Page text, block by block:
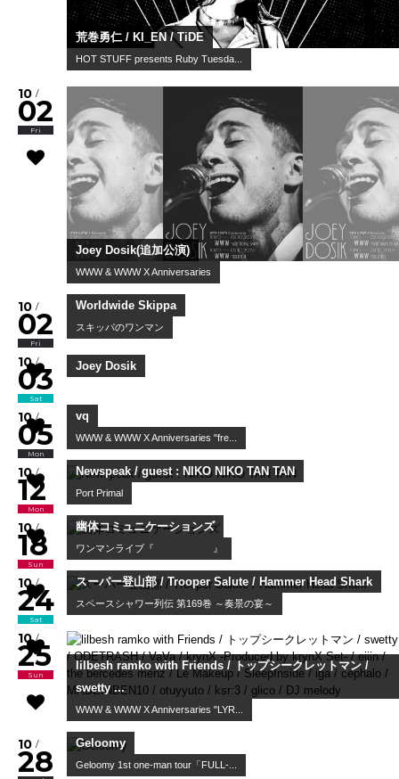
荒巻勇仁 / KI_EN / TiDE
HOT STUFF presents Ruby Tuesda...
10 /
02
Fri
Joey Dosik(追加公演)
WWW & WWW X Anniversaries
10 /
02
Fri
Worldwide Skippa
スキッパのワンマン
10/
03
Sat
Joey Dosik
10 /
05
Mon